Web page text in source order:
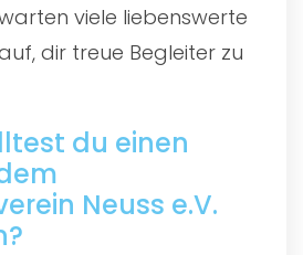
viele liebenswerte
dir treue Begleiter zu
du einen
Neuss e.V.